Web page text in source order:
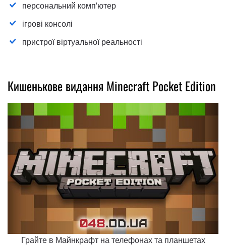
персональний комп'ютер
ігрові консолі
пристрої віртуальної реальності
Кишенькове видання Minecraft Pocket Edition
Грайте в Майнкрафт на телефонах та планшетах